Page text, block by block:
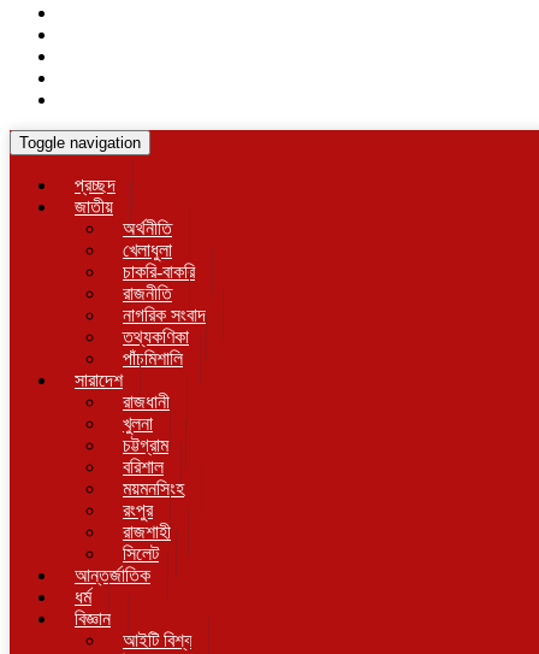
Toggle navigation
প্রচ্ছদ
জাতীয়
অর্থনীতি
খেলাধুলা
চাকরি-বাকরি
রাজনীতি
নাগরিক সংবাদ
তথ্যকণিকা
পাঁচমিশালি
সারাদেশ
রাজধানী
খুলনা
চট্টগ্রাম
বরিশাল
ময়মনসিংহ
রংপুর
রাজশাহী
সিলেট
আন্তর্জাতিক
ধর্ম
বিজ্ঞান
আইটি বিশ্ব